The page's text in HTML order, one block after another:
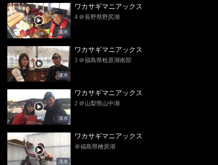
淡水
ワカサギマニアックス
4 ＠長野県野尻湖
淡水
ワカサギマニアックス
3 ＠福島県桧原湖南部
淡水
ワカサギマニアックス
2 ＠山梨県山中湖
淡水
ワカサギマニアックス
＠福島県檜原湖